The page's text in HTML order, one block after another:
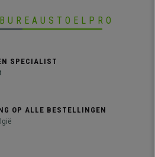
BUREAUSTOELPRO
SPECIALIST
OP ALLE BESTELLINGEN